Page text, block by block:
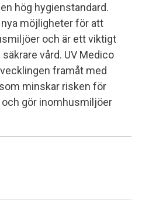
hög hygienstandard.
möjligheter för att
och är ett viktigt
vård. UV Medico
framåt med
minskar risken för
gör inomhusmiljöer